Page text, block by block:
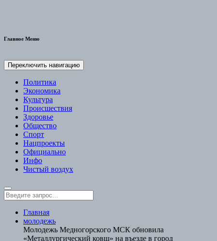
Главное Меню
Переключить навигацию
Политика
Экономика
Культура
Происшествия
Здоровье
Общество
Спорт
Нацпроекты
Официально
Инфо
Чистый воздух
Главная
молодежь
Молодежь Медногорского МСК обновила
«Металлургический ковш» на въезде в город